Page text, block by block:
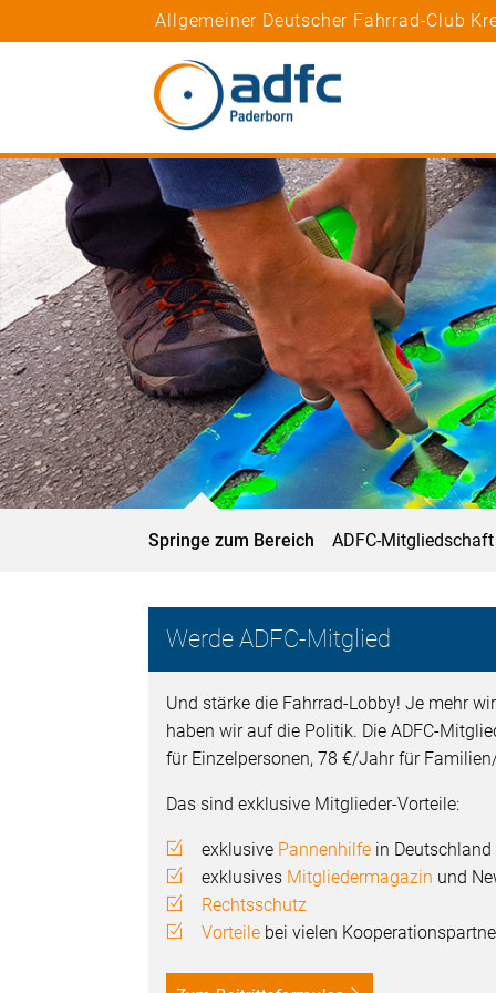
Allgemeiner Deutscher Fahrrad-Club
Springe zum Bereich ADFC-Mitgliedschaft
Werde ADFC-Mitglied
Und stärke die Fahrrad-Lobby! Je mehr
haben wir auf die Politik. Die ADFC-
für Einzelpersonen, 78 €/Jahr für
Das sind exklusive Mitglieder-Vorteile:
exklusive Pannenhilfe in Deutschland
exklusives Mitgliedermagazin und
Rechtsschutz
Vorteile bei vielen